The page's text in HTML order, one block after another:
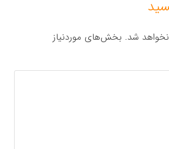
شد. بخش‌های موردنیاز